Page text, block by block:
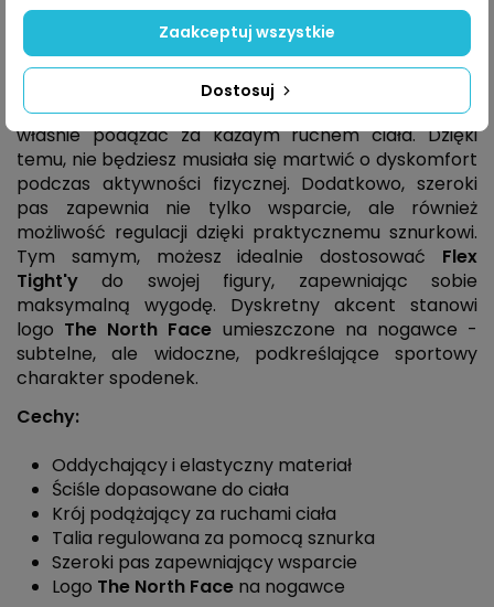
materiału, gwarantują swobodę ruchów oraz
doskonałe dopasowanie do sylwetki, niezależnie od
intensywności wykonywanych ćwiczeń. Spodenki te
są dopasowane do ciała, ale nie krępują ruchów,
ponieważ ich krój został tak zaprojektowany, aby
właśnie podążać za każdym ruchem ciała. Dzięki
temu, nie będziesz musiała się martwić o dyskomfort
podczas aktywności fizycznej. Dodatkowo, szeroki
pas zapewnia nie tylko wsparcie, ale również
możliwość regulacji dzięki praktycznemu sznurkowi.
Tym samym, możesz idealnie dostosować Flex
Tight'y do swojej figury, zapewniając sobie
maksymalną wygodę. Dyskretny akcent stanowi
logo The North Face umieszczone na nogawce -
subtelne, ale widoczne, podkreślające sportowy
charakter spodenek.
Cechy:
Oddychający i elastyczny materiał
Ściśle dopasowane do ciała
Krój podążający za ruchami ciała
Talia regulowana za pomocą sznurka
Szeroki pas zapewniający wsparcie
Logo The North Face na nogawce
Dostosuj
Zaakceptuj wszystkie